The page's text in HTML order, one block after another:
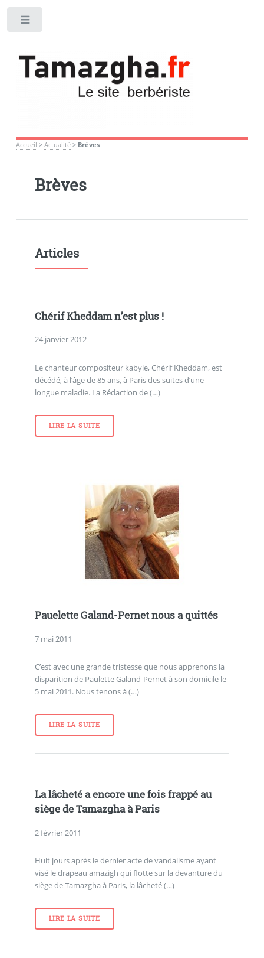
Accueil > Actualité> Brèves
Brèves
Articles
Chérif Kheddam n’est plus !
24 janvier 2012
Le chanteur compositeur kabyle, Chérif Kheddam, est
décédé, à l’âge de 85 ans, à Paris des suites d’une
longue maladie. La Rédaction de (…)
LIRE LA SUITE
Pauelette Galand-Pernet nous a quittés
7 mai 2011
C’est avec une grande tristesse que nous apprenons la
disparition de Paulette Galand-Pernet à son domicile le
5 mai 2011. Nous tenons à (…)
LIRE LA SUITE
La lâcheté a encore une fois frappé au
siège de Tamazgha à Paris
2 février 2011
Huit jours après le dernier acte de vandalisme ayant
visé le drapeau amazigh qui flotte sur la devanture du
siège de Tamazgha à Paris, la lâcheté (…)
LIRE LA SUITE